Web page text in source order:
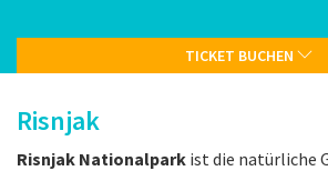
TICKET BUCHEN
Risnjak
Risnjak Nationalpark ist die natürliche